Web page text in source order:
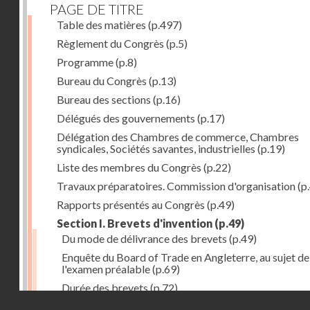
PAGE DE TITRE
Table des matières (p.497)
Règlement du Congrès (p.5)
Programme(p.8)
Bureau du Congrès (p.13)
Bureau des sections (p.16)
Délégués des gouvernements (p.17)
Délégation des Chambres de commerce, Chambres
syndicales, Sociétés savantes, industrielles (p.19)
Liste des membres du Congrès (p.22)
Travaux préparatoires. Commission d'organisation
Rapports présentés au Congrès (p.49)
Section I. Brevets d'invention (p.49)
Du mode de délivrance des brevets (p.49)
Enquête du Board of Trade en Angleterre, au sujet de
l'examen préalable(p.69)
Durée des brevets (p.72)